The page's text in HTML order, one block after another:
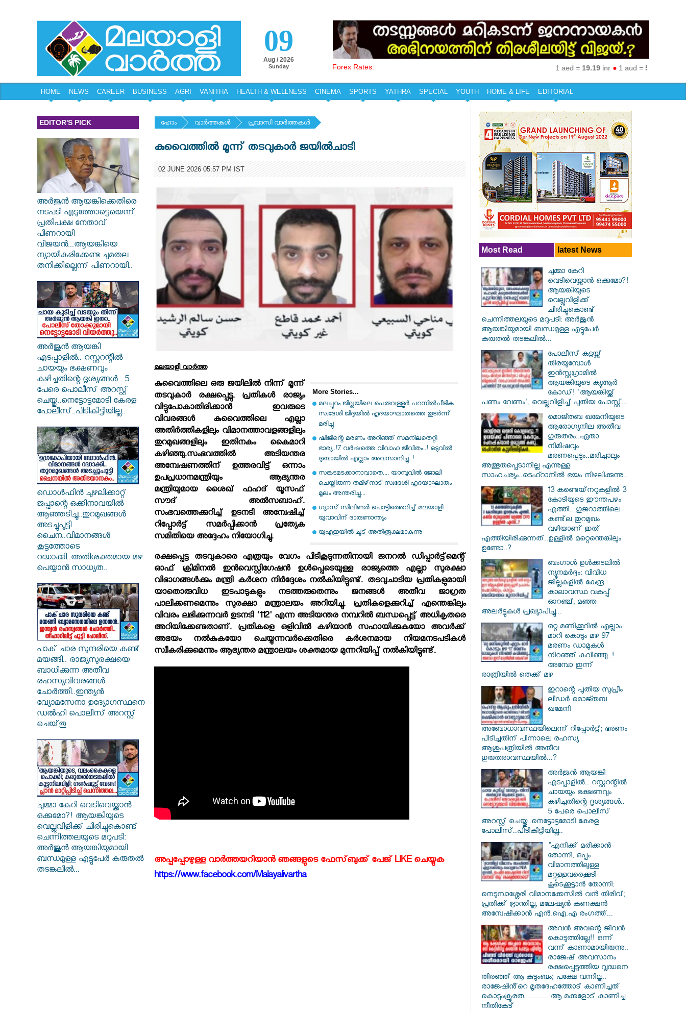
09
Aug / 2026
Sunday Forex Rates: 1 aed =19.19inr● 1 aud =50.27
HOME NEWS CAREER BUSINESS AGRI VANITHA HEALTH & WELLNESS CINEMA SPORTS YATHRA SPECIAL YOUTH HOME & LIFE EDITORIAL
EDITOR'S PICK
അർജുൻ ആയങ്കിക്കെതിരെ
നടപടി എടുത്തോട്ടെയെന്ന്
പ്രതിപക്ഷ നേതാവ്
പിണറായി
വിജയൻ...ആയങ്കിയെ
ന്യായീകരിക്കേണ്ട ചുമതല
തനിക്കില്ലെന്ന് പിണറായി..
അർജുൻ ആയങ്കി
എടപ്പാളിൽ.. റസ്റ്ററന്റിൽ
ചായയും ഭക്ഷണവും
കഴിച്ചതിന്റെ ദൃശ്യങ്ങൾ.. 5
പേരെ പൊലീസ് അറസ്റ്റ്
ചെയ്തു..നെട്ടോട്ടമോടി കേരള
പോലീസ്..പിടികിട്ടിയില്ല..
ഡൊൾഫിൻ ചുഴലിക്കാറ്റ്
ജപ്പാന്റെ ഒക്കിനാവയിൽ
ആഞ്ഞടിച്ചു..തുറമുഖങ്ങൾ
അടച്ചുപൂട്ടി
ചൈന..വിമാനങ്ങൾ
കൂട്ടത്തോടെ
റദ്ധാക്കി..അതിശക്തമായ മഴ
പെയ്യാൻ സാധ്യത..
പാക് ചാര സുന്ദരിയെ കണ്ട്
മയങ്ങി.. രാജ്യസുരക്ഷയെ
ബാധിക്കുന്ന അതീവ
രഹസ്യവിവരങ്ങൾ
ചോർത്തി..ഇന്ത്യൻ
വ്യോമസേനാ ഉദ്യോഗസ്ഥനെ
ഡൽഹി പൊലീസ് അറസ്റ്റ്
ചെയ്‌തു..
ചുമ്മാ കേറി വെടിവെയ്ക്കാൻ
ഒക്കുമോ?! ആയങ്കിയുടെ
വെല്ലുവിളിക്ക് ചിരിച്ചുകൊണ്ട്
ചെന്നിത്തലയുടെ മറുപടി:
അർജുൻ ആയങ്കിയുമായി
ബന്ധമുള്ള എട്ടുപേർ കരുതൽ
തടങ്കലിൽ...
ഹോം വാര്‍ത്തകള്‍ പ്രവാസി വാര്‍ത്തകള്‍
കുവൈത്തില്‍ മൂന്ന് തടവുകാര്‍ ജയില്‍ചാടി
02 JUNE 2026 05:57 PM IST
മലയാളി വാര്‍ത്ത
More Stories...
മലപ്പുറം ജില്ലയിലെ പെരുവള്ളൂർ പറമ്പിൽപീടിക
സ്വദേശി ജിദ്ദയിൽ ഹൃദയാഘാതത്തെ തുടർന്ന്
മരിച്ചു
ഷിജിന്റെ മരണം അറിഞ്ഞ് സമനിലതെറ്റി
ഭാര്യ..!7 വർഷത്തെ വിവാഹ ജീവിതം..! ഒടുവിൽ
ദുബായിൽ എല്ലാം അവസാനിച്ചു..!
സങ്കടമടക്കാനാവാതെ.... യാമ്പുവിൽ ജോലി
ചെയ്തിരുന്ന തമിഴ്‌നാട് സ്വദേശി ഹൃദയാഘാതം
മൂലം അന്തരിച്ചു...
ഗ്യാസ് സിലിണ്ടര്‍ പൊട്ടിത്തെറിച്ച് മലയാളി
യുവാവിന് ദാരുണാന്ത്യം
യുഎഇയില്‍ ചൂട് അതിരൂക്ഷമാകുന്നു
കുവൈത്തിലെ ഒരു ജയിലില്‍ നിന്ന് മൂന്ന്
തടവുകാര്‍ രക്ഷപ്പെട്ടു. പ്രതികള്‍ രാജ്യം
വിട്ടുപോകാതിരിക്കാന്‍ ഇവരുടെ
വിവരങ്ങള്‍ കുവൈത്തിലെ എല്ലാ
അതിര്‍ത്തികളിലും വിമാനത്താവളങ്ങളിലും
തുറമുഖങ്ങളിലും ഇതിനകം കൈമാറി
കഴിഞ്ഞു.സംഭവത്തില്‍ അടിയന്തര
അന്വേഷണത്തിന് ഉത്തരവിട്ട് ഒന്നാം
ഉപപ്രധാനമന്ത്രിയും ആഭ്യന്തര
മന്ത്രിയുമായ ശൈഖ് ഫഹദ് യൂസഫ്
സൗദ് അല്‍സബാഹ്.
സംഭവത്തെക്കുറിച്ച് ഉടനടി അന്വേഷിച്ച്
റിപ്പോര്‍ട്ട് സമര്‍പ്പിക്കാന്‍ പ്രത്യേക
സമിതിയെ അദ്ദേഹം നിയോഗിച്ചു.
രക്ഷപ്പെട്ട തടവുകാരെ എത്രയും വേഗം പിടികൂടുന്നതിനായി ജനറല്‍ ഡിപ്പാര്‍ട്ട്‌മെന്റ്
ഓഫ് ക്രിമിനല്‍ ഇന്‍വെസ്റ്റിഗേഷന്‍ ഉള്‍പ്പെടെയുള്ള രാജ്യത്തെ എല്ലാ സുരക്ഷാ
വിഭാഗങ്ങള്‍ക്കും മന്ത്രി കര്‍ശന നിര്‍ദ്ദേശം നല്‍കിയിട്ടുണ്ട്. തടവുചാടിയ പ്രതികളുമായി
യാതൊരുവിധ ഇടപാടുകളും നടത്തരുതെന്നും ജനങ്ങള്‍ അതീവ ജാഗ്രത
പാലിക്കണമെന്നും സുരക്ഷാ മന്ത്രാലയം അറിയിച്ചു. പ്രതികളെക്കുറിച്ച് എന്തെങ്കിലും
വിവരം ലഭിക്കുന്നവര്‍ ഉടനടി '112' എന്ന അടിയന്തര നമ്പറില്‍ ബന്ധപ്പെട്ട് അധികൃതരെ
അറിയിക്കേണ്ടതാണ്. പ്രതികളെ ഒളിവില്‍ കഴിയാന്‍ സഹായിക്കുകയോ അവര്‍ക്ക്
അഭയം നല്‍കുകയോ ചെയ്യുന്നവര്‍ക്കെതിരെ കര്‍ശനമായ നിയമനടപടികള്‍
സ്വീകരിക്കുമെന്നും ആഭ്യന്തര മന്ത്രാലയം ശക്തമായ മുന്നറിയിപ്പ് നല്‍കിയിട്ടുണ്ട്.
അപ്പപ്പോഴുള്ള വാര്‍ത്തയറിയാന്‍ ഞങ്ങളുടെ ഫേസ്‌ബുക്ക്‌ പേജ് LIKE ചെയ്യുക
https://www.facebook.com/Malayalivartha
Most Read latest News
ചുമ്മാ കേറി
വെടിവെയ്ക്കാൻ ഒക്കുമോ?!
ആയങ്കിയുടെ
വെല്ലുവിളിക്ക്
ചിരിച്ചുകൊണ്ട്
ചെന്നിത്തലയുടെ മറുപടി: അർജുൻ
ആയങ്കിയുമായി ബന്ധമുള്ള എട്ടുപേർ
കരുതൽ തടങ്കലിൽ...
പോലീസ് കട്ടയ്ക്ക്
തിരയുമ്പോൾ
ഇൻസ്റ്റഗ്രാമിൽ
ആയങ്കിയുടെ ക്യുആർ
കോഡ്! 'ആയങ്കിയ്ക്ക്
പണം വേണം', വെല്ലുവിളിച്ച് പുതിയ പോസ്റ്റ്...
മൊജ്തബ ഖമേനിയുടെ
ആരോഗ്യനില അതീവ
ഗുരുതരം..ഏതാ
നിമിഷവും
മരണപ്പെടും..മരിച്ചാലും
അത്ഭുതപ്പെടാനില്ല എന്നുള്ള
സാഹചര്യം..ടെഹ്റാനിൽ ഭയം നിഴലിക്കുന്നു..
13 കണ്ടെയ്‌നറുകളിൽ 3
കോടിയുടെ ഈന്തപഴം
എത്തി.. ഗുജറാത്തിലെ
കണ്ട്‌ല തുറമുഖം
വഴിയാണ് ഇത്
എത്തിയിരിക്കുന്നത്..ഉള്ളിൽ മറ്റെന്തെങ്കിലും
ഉണ്ടോ..?
ബംഗാൾ ഉൾക്കടലിൽ
ന്യൂനമർദ്ദം: വിവിധ
ജില്ലകളിൽ കേന്ദ്ര
കാലാവസ്ഥ വകുപ്പ്
ഓറഞ്ച്, മഞ്ഞ
അലർട്ടുകൾ പ്രഖ്യാപിച്ചു...
ഒറ്റ മണിക്കൂറിൽ എല്ലാം
മാറി കൊടും മഴ 97
മരണം ഡാമുകൾ
നിറഞ്ഞ് കവിഞ്ഞു..!
അമ്പോ ഇന്ന്
രാത്രിയിൽ തെക്ക് മഴ
ഇറാന്റെ പുതിയ സുപ്രീം
ലീഡർ മൊജ്തബ
ഖമേനി
അബോധാവസ്ഥയിലെന്ന് റിപ്പോർട്ട്; ഭരണം
പിടിച്ചതിന് പിന്നാലെ രഹസ്യ
ആശുപത്രിയിൽ അതീവ
ഗുരുതരാവസ്ഥയിൽ...?
അർജുൻ ആയങ്കി
എടപ്പാളിൽ.. റസ്റ്ററന്റിൽ
ചായയും ഭക്ഷണവും
കഴിച്ചതിന്റെ ദൃശ്യങ്ങൾ..
5 പേരെ പൊലീസ്
അറസ്റ്റ് ചെയ്തു..നെട്ടോട്ടമോടി കേരള
പോലീസ്..പിടികിട്ടിയില്ല..
"എനിക്ക് മരിക്കാൻ
തോന്നി, ഒപ്പം
വിമാനത്തിലുള്ള
മറ്റുള്ളവരെക്കൂടി
കൂടെക്കൂട്ടാൻ തോന്നി:
നെടുമ്പാശ്ശേരി വിമാനക്കേസിൽ വൻ തിരിവ്;
പ്രതിക്ക് ഭ്രാന്തില്ല, മലേഷ്യൻ കണക്ഷൻ
അന്വേഷിക്കാൻ എൻ.ഐ.എ രംഗത്ത്...
അവൻ അവന്റെ ജീവൻ
കൊടുത്തില്ലേ!! ഒന്ന്
വന്ന് കാണാമായിരുന്നു..
രാജേഷ് അവസാനം
രക്ഷപ്പെടുത്തിയ വൃദ്ധനെ
തിരഞ്ഞ് ആ കുടുംബം; പക്ഷേ വന്നില്ല..
രാജേഷിൻ്റെ മൃതദേഹത്തോട് കാണിച്ചത്
കൊടുംക്രൂരത............ ആ മക്കളോട് കാണിച്ച
നീതികേട്